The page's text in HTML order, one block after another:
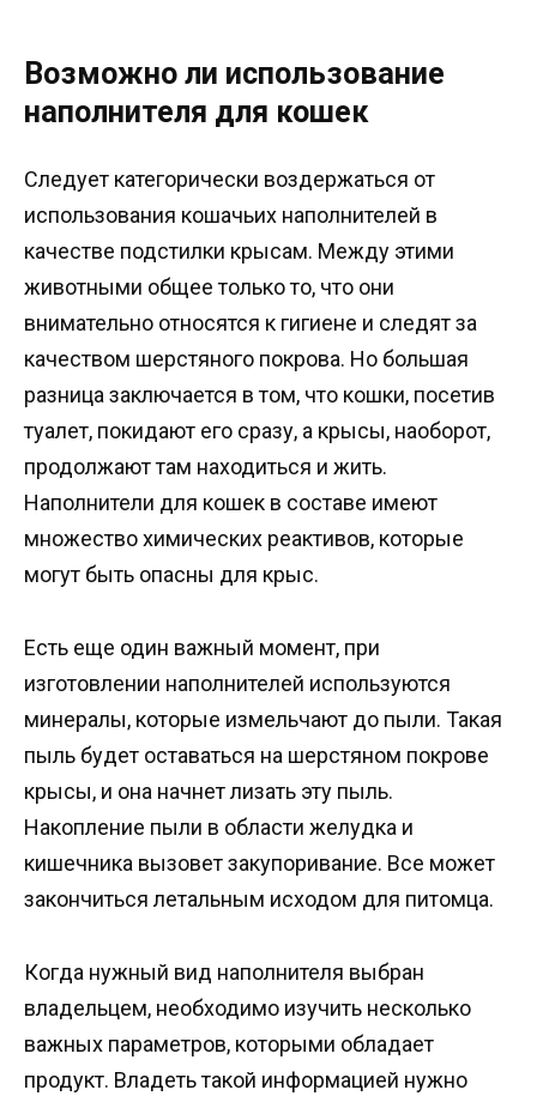
Возможно ли использование
наполнителя для кошек
Следует категорически воздержаться от
использования кошачьих наполнителей в
качестве подстилки крысам. Между этими
животными общее только то, что они
внимательно относятся к гигиене и следят за
качеством шерстяного покрова. Но большая
разница заключается в том, что кошки, посетив
туалет, покидают его сразу, а крысы, наоборот,
продолжают там находиться и жить.
Наполнители для кошек в составе имеют
множество химических реактивов, которые
могут быть опасны для крыс.
Есть еще один важный момент, при
изготовлении наполнителей используются
минералы, которые измельчают до пыли. Такая
пыль будет оставаться на шерстяном покрове
крысы, и она начнет лизать эту пыль.
Накопление пыли в области желудка и
кишечника вызовет закупоривание. Все может
закончиться летальным исходом для питомца.
Когда нужный вид наполнителя выбран
владельцем, необходимо изучить несколько
важных параметров, которыми обладает
продукт. Владеть такой информацией нужно